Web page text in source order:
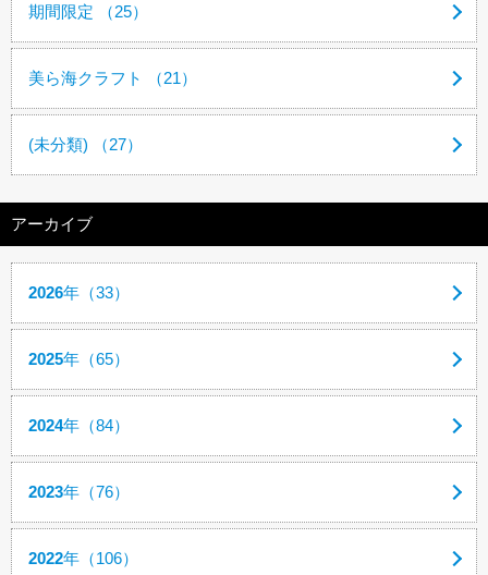
期間限定 （25）
美ら海クラフト （21）
(未分類) （27）
アーカイブ
2026年（33）
2025年（65）
2024年（84）
2023年（76）
2022年（106）